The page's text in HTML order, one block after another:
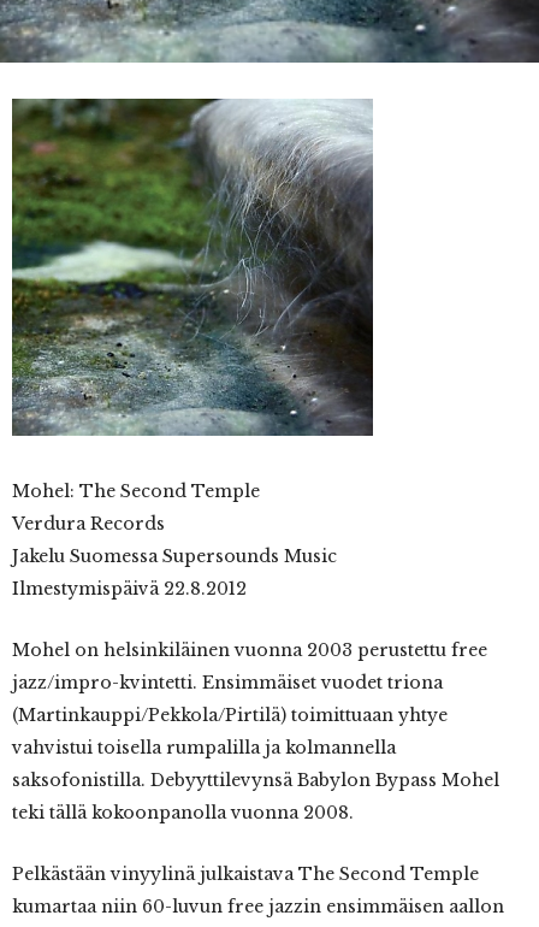
Mohel: The Second Temple
Verdura Records
Jakelu Suomessa Supersounds Music
Ilmestymispäivä 22.8.2012
Mohel on helsinkiläinen vuonna 2003 perustettu free
jazz/impro-kvintetti. Ensimmäiset vuodet triona
(Martinkauppi/Pekkola/Pirtilä) toimittuaan yhtye
vahvistui toisella rumpalilla ja kolmannella
saksofonistilla. Debyyttilevynsä Babylon Bypass Mohel
teki tällä kokoonpanolla vuonna 2008.
Pelkästään vinyylinä julkaistava The Second Temple
kumartaa niin 60-luvun free jazzin ensimmäisen aallon